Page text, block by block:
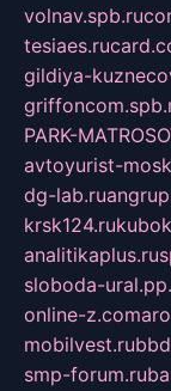
volnav.spb.ru
tesiaes.ru
gildiya-
PARK-
avtoyurist-
dg-lab.ru
krsk124.ru
analitikaplus.ru
sloboda-
online-z.com
mobilvest.ru
smp-forum.ru